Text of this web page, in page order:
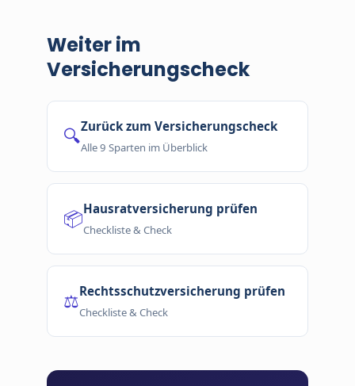
Weiter im
Versicherungscheck
🔍Zurück zum Versicherungscheck
Alle 9 Sparten im Überblick
📦Hausratversicherung prüfen
Checkliste & Check
⚖️Rechtsschutzversicherung prüfen
Checkliste & Check